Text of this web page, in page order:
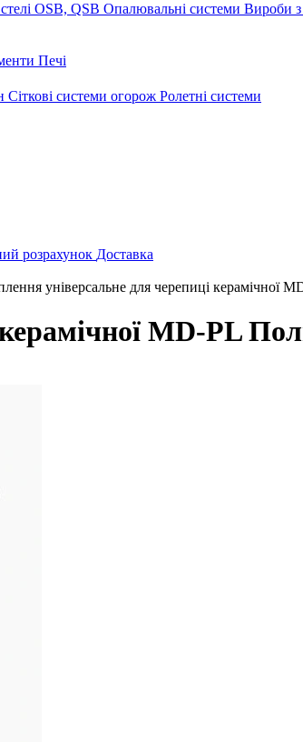
OSB, QSB Опалювальні системи Вироби з
Печі
Сіткові системи огорож Ролетні системи
розрахунок Доставка
універсальне для черепиці керамічної
MD-PL